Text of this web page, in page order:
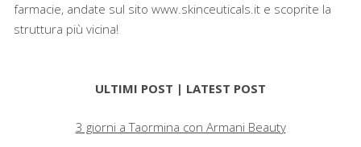
farmacie, andate sul sito www.skinceuticals.it e scoprite la
struttura più vicina!
ULTIMI POST | LATEST POST
3 giorni a Taormina con Armani Beauty